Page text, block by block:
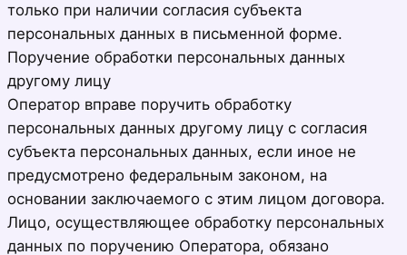
только при наличии согласия субъекта
персональных данных в письменной форме.
Поручение обработки персональных данных
другому лицу
Оператор вправе поручить обработку
персональных данных другому лицу с согласия
субъекта персональных данных, если иное не
предусмотрено федеральным законом, на
основании заключаемого с этим лицом договора.
Лицо, осуществляющее обработку персональных
данных по поручению Оператора, обязано